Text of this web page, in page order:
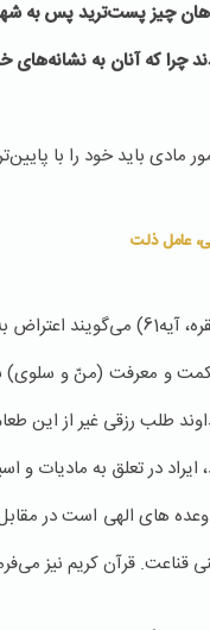
چيز پست‏‌تريد پس به
چرا كه آنان به نشانه‌‏هاى
باید خود را با
عامل ذلت
ذلت فرد است.
و معرفت (منّ و سلوی)
طلب رزقی غیر از این
در تعلق به مادیات و
های الهی است در مقابل
قرآن کریم نیز